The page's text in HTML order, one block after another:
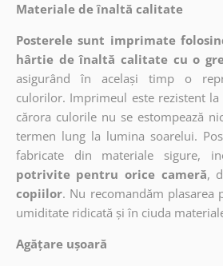
Materiale de înaltă calitate
Posterele sunt imprimate
hârtie de înaltă calitate cu o
asigurând în același timp o
culorilor. Imprimeul este rezistent
cărora culorile nu se estompează
termen lung la lumina soarelui.
fabricate din materiale sigure,
potrivite pentru orice cameră,
copiilor. Nu recomandăm plasarea
umiditate ridicată și în ciuda
Agățare ușoară